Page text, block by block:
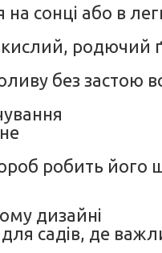
сонці або в
родючий
без застою
робить
дизайні
садів, де